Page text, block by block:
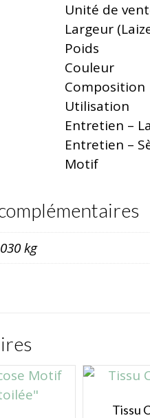
Unité de
Largeur
Poids
Couleur
Composition
Utilisation
Entretien –
Entretien –
Motif
kg
Tissu